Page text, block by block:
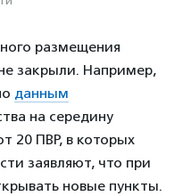
размещения
закрыли. Например,
данным
на середину
20 ПВР, в которых
заявляют, что при
новые пункты.